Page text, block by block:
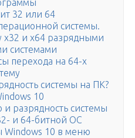
32 или 64
системы.
x32 и x64 разрядными
системами
перехода на 64-х
системы на ПК?
10
разрядность системы
и 64-битной ОС
Windows 10 в меню